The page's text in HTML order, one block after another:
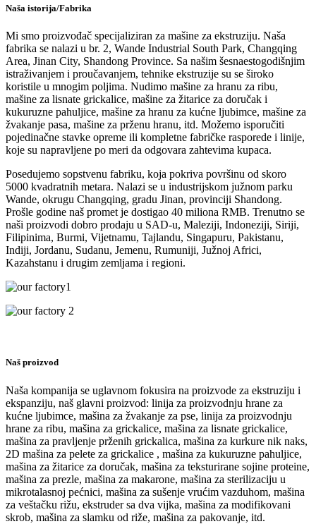
Naša istorija/Fabrika
Mi smo proizvođač specijaliziran za mašine za ekstruziju. Naša
fabrika se nalazi u br. 2, Wande Industrial South Park, Changqing
Area, Jinan City, Shandong Province. Sa našim šesnaestogodišnjim
istraživanjem i proučavanjem, tehnike ekstruzije su se široko
koristile u mnogim poljima. Nudimo mašine za hranu za ribu,
mašine za lisnate grickalice, mašine za žitarice za doručak i
kukuruzne pahuljice, mašine za hranu za kućne ljubimce, mašine za
žvakanje pasa, mašine za prženu hranu, itd. Možemo isporučiti
pojedinačne stavke opreme ili kompletne fabričke rasporede i linije,
koje su napravljene po meri da odgovara zahtevima kupaca.
Posedujemo sopstvenu fabriku, koja pokriva površinu od skoro
5000 kvadratnih metara. Nalazi se u industrijskom južnom parku
Wande, okrugu Changqing, gradu Jinan, provinciji Shandong.
Prošle godine naš promet je dostigao 40 miliona RMB. Trenutno se
naši proizvodi dobro prodaju u SAD-u, Maleziji, Indoneziji, Siriji,
Filipinima, Burmi, Vijetnamu, Tajlandu, Singapuru, Pakistanu,
Indiji, Jordanu, Sudanu, Jemenu, Rumuniji, Južnoj Africi,
Kazahstanu i drugim zemljama i regioni.
Naš proizvod
Naša kompanija se uglavnom fokusira na proizvode za ekstruziju i
ekspanziju, naš glavni proizvod: linija za proizvodnju hrane za
kućne ljubimce, mašina za žvakanje za pse, linija za proizvodnju
hrane za ribu, mašina za grickalice, mašina za lisnate grickalice,
mašina za pravljenje prženih grickalica, mašina za kurkure nik naks,
2D mašina za pelete za grickalice , mašina za kukuruzne pahuljice,
mašina za žitarice za doručak, mašina za teksturirane sojine proteine,
mašina za prezle, mašina za makarone, mašina za sterilizaciju u
mikrotalasnoj pećnici, mašina za sušenje vrućim vazduhom, mašina
za veštačku rižu, ekstruder sa dva vijka, mašina za modifikovani
skrob, mašina za slamku od riže, mašina za pakovanje, itd.